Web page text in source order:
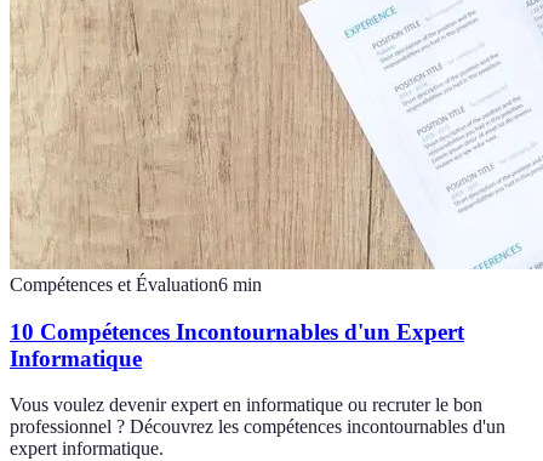
Compétences et Évaluation6 min
10 Compétences Incontournables d'un Expert
Informatique
Vous voulez devenir expert en informatique ou recruter le bon
professionnel ? Découvrez les compétences incontournables d'un
expert informatique.